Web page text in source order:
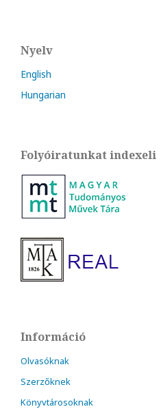
Nyelv
English
Hungarian
Folyóiratunkat indexeli
Információ
Olvasóknak
Szerzőknek
Könyvtárosoknak